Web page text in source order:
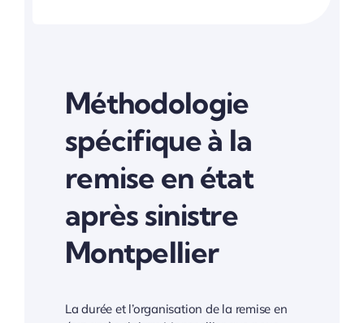
Méthodologie
spécifique à la
remise en état
après sinistre
Montpellier
La durée et l’organisation de la remise en